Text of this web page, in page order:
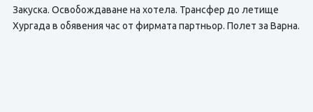
Закуска. Освобождаване на хотела. Трансфер до летище
Хургада в обявения час от фирмата партньор. Полет за Варна.